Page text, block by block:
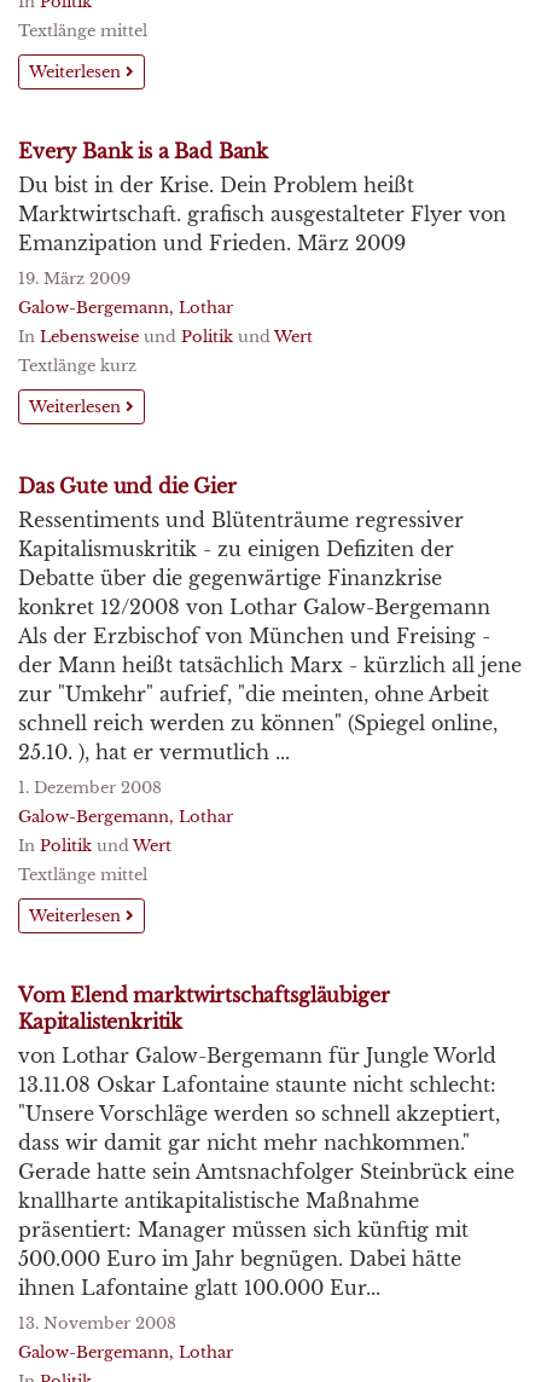
Textlänge mittel
Weiterlesen
Every Bank is a Bad Bank
Du bist in der Krise. Dein Problem heißt
Marktwirtschaft. grafisch ausgestalteter Flyer von
Emanzipation und Frieden. März 2009
19. März 2009
Galow-Bergemann, Lothar
In Lebensweise und Politik undWert
Textlänge kurz
Weiterlesen
Das Gute und die Gier
Ressentiments und Blütenträume regressiver
Kapitalismuskritik - zu einigen Defiziten der
Debatte über die gegenwärtige Finanzkrise
konkret 12/2008 von Lothar Galow-Bergemann
Als der Erzbischof von München und Freising -
der Mann heißt tatsächlich Marx - kürzlich all jene
zur "Umkehr" aufrief, "die meinten, ohne Arbeit
schnell reich werden zu können" (Spiegel online,
25.10. ), hat er vermutlich ...
1. Dezember 2008
Galow-Bergemann, Lothar
In Politik undWert
Textlänge mittel
Weiterlesen
Vom Elend marktwirtschaftsgläubiger
Kapitalistenkritik
von Lothar Galow-Bergemann für Jungle World
13.11.08 Oskar Lafontaine staunte nicht schlecht:
"Unsere Vorschläge werden so schnell akzeptiert,
dass wir damit gar nicht mehr nachkommen."
Gerade hatte sein Amtsnachfolger Steinbrück eine
knallharte antikapitalistische Maßnahme
präsentiert: Manager müssen sich künftig mit
500.000 Euro im Jahr begnügen. Dabei hätte
ihnen Lafontaine glatt 100.000 Eur...
13. November 2008
Galow-Bergemann, Lothar